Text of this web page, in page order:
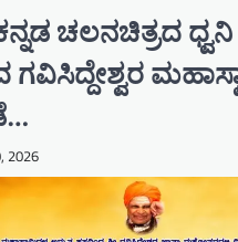
ಚಲನಚಿತ್ರದ ಧ್ವನಿ
ಗವಿಸಿದ್ದೇಶ್ವರ
2026